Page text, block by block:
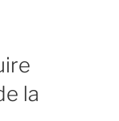
la